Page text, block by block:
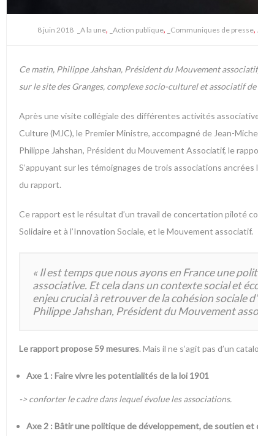
8 juin 2018 _A la une, _Action publique, _Communiques de presse,
Ce matin, Philippe Jahshan, Président du Mouvement
sur le site des Granges, complexe socio-culturel et associatif
Après une visite collégiale des différentes activités
Culture (MJC), le Premier Ministre, accompagné de Jean-
Philippe Jahshan, Président du Mouvement Associatif, le
S’appuyant sur les témoignages de trois associations
du rapport.
Ce rapport est le résultat d’un travail de concertation piloté
Solidaire et à l’Innovation Sociale, et le Mouvement associatif.
«Il est temps que nous ayons en France une
associative. Et cela dans un contexte social et
enjeu crucial à retrouver de la cohésion sociale
Philippe Jahshan, Président du Mouvement
Le rapport propose 59 mesures. Mais il ne s’agit pas d’un
Axe 1 : Faire vivre les potentialités de la loi 1901
-> conforter le cadre dans lequel évolue les associations.
Axe 2 : Bâtir une politique de développement, de soutien et